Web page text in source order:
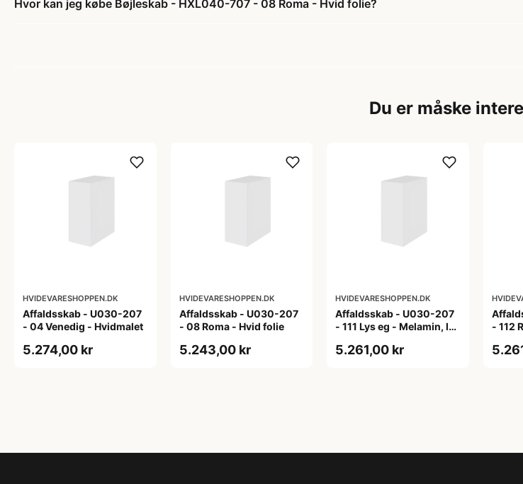
Hvor kan jeg købe Bøjleskab - HXL040-707 - 08 Roma - Hvid folie?
Du er måske
HVIDEVARESHOPPEN.DK
Affaldsskab - U030-207
- 04 Venedig - Hvidmalet
5.274,00 kr
HVIDEVARESHOPPEN.DK
Affaldsskab - U030-207
- 08 Roma - Hvid folie
5.243,00 kr
HVIDEVARESHOPPEN.DK
Affaldsskab - U030-207
- 111 Lys eg - Melamin, lys
5.261,00 kr
- 112